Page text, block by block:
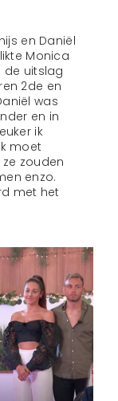
en Daniël
Monica
de uitslag
2de en
was
en in
ik
moet
zouden
enzo.
met het